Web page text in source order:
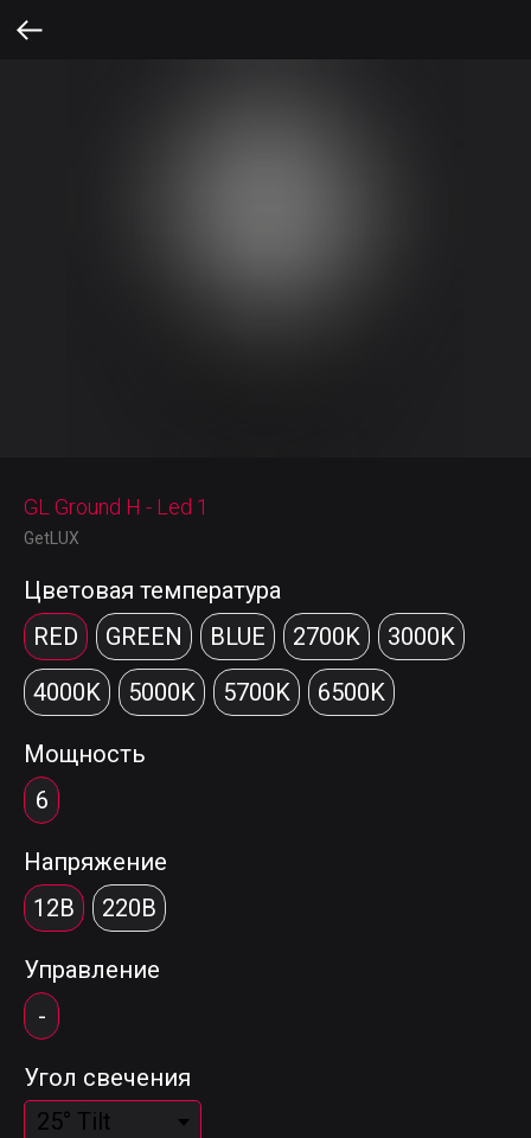
GL Ground H - Led 1
GetLUX
Цветовая температура
RED
GREEN BLUE 2700K
3000K
4000K
5000K 5700K 6500K
Мощность
6
Напряжение
12В
220В
Управление
-
Угол свечения